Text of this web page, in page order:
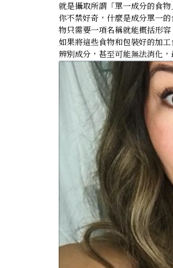
就是攝取所謂「單一成分的
你不禁好奇，什麼是成分單一
物只需要一項名稱就能概括形
如果將這些食物和包裝好的加
辨別成分，甚至可能無法消化